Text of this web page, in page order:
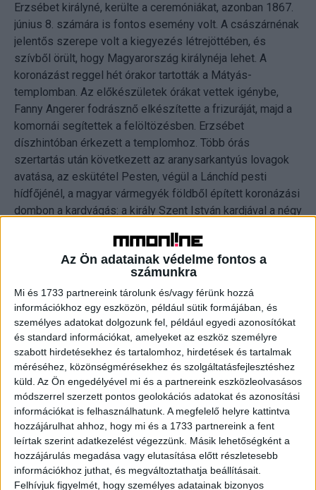
Az Ön adatainak védelme fontos a
számunkra
Mi és 1733 partnereink tárolunk és/vagy férünk hozzá
információkhoz egy eszközön, például sütik formájában, és
személyes adatokat dolgozunk fel, például egyedi azonosítókat
és standard információkat, amelyeket az eszköz személyre
szabott hirdetésekhez és tartalomhoz, hirdetések és tartalmak
méréséhez, közönségmérésekhez és szolgáltatásfejlesztéshez
küld. Az Ön engedélyével mi és a partnereink eszközleolvasásos
módszerrel szerzett pontos geolokációs adatokat és azonosítási
információkat is felhasználhatunk. A megfelelő helyre kattintva
hozzájárulhat ahhoz, hogy mi és a 1733 partnereink a fent
leírtak szerint adatkezelést végezzünk. Másik lehetőségként a
hozzájárulás megadása vagy elutasítása előtt részletesebb
információkhoz juthat, és megváltoztathatja beállításait.
Felhívjuk figyelmét, hogy személyes adatainak bizonyos
Erzsébet királyné, kerülte a ceremóniákat, azonban 1867.
június 8. számára is fontos esemény volt. A császárnénak
jelentős szerepe volt a kiegyezés létrejöttében, és
szívből örült, hogy Magyarország királynéja lehet. A
koronázást reggel hét órakor tartották a Mátyás-
templomban. Az előkészületek órákat vettek igénybe,
Fanny Angerer fodrásznő elkészítette a frizuráját, majd a
komornái segítettek a felöltözésben. Erzsébet
díszhintóban érkezett a templomhoz. Több órás
szertartás után következett az aranysarkantyús lovagok
avatása, az eskütétel Pesten, végül a Lánchíd pesti
hídfőjénél, a magyar vármegyék földből épített koronázási
dombon a kardvágás: a király Szent István kardjával a négy
védelmére. Utána koronázási ebéd volt a program a
palotában.
Erzsébet tündökölt gyémántokkal díszített ruhájában
A 30 éves, gyönyörű Erzsébet a kortársak szerint a
koronázáskor volt a legszebb. Sissi díszmagyar ruhát
viselt a ceremónián, uszályos szoknyáját hímzett
orgonavirágok díszítették, amelyek közepén gyémántok
csillogtak. A koronázás után a királyné a szoknyát a
hagyományoknak megfelelően a Veszprémi
Püspökségnek ajándékozta, és miseruha-készlet készült
belőle.
Liszt Ferenc dalt komponált és a karzatról nézelődött